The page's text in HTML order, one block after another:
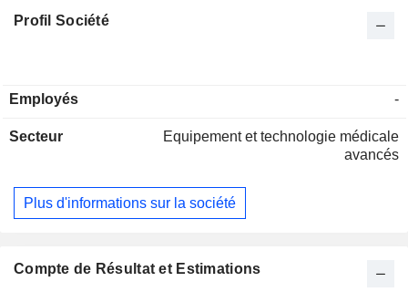
Profil Société
Employés -
Secteur
Equipement et technologie médicale
avancés
Plus d'informations sur la société
Compte de Résultat et Estimations